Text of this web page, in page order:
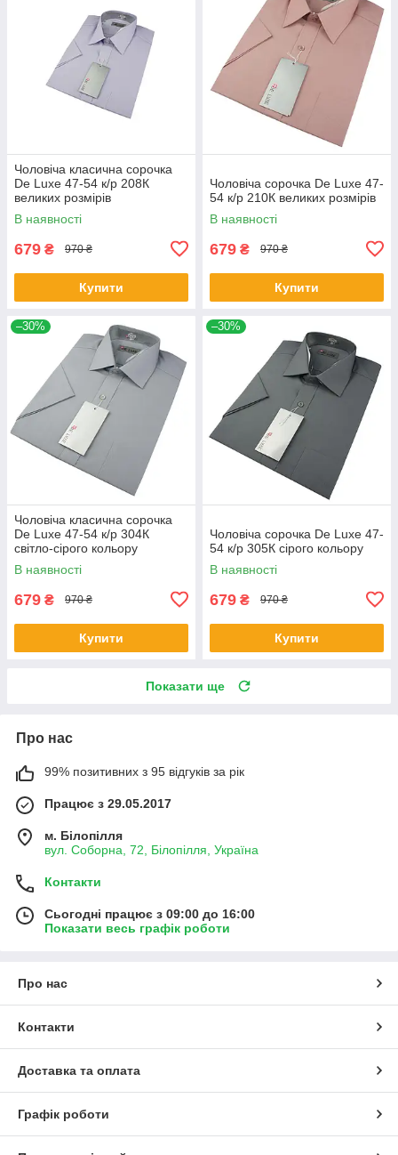
Чоловіча класична сорочка
De Luxe 47-54 к/р 208К
великих розмірів
В наявності
679 ₴ 970 ₴
Купити
Чоловіча сорочка De Luxe 47-
54 к/р 210К великих розмірів
В наявності
679 ₴ 970 ₴
Купити
–30%
Чоловіча класична сорочка
De Luxe 47-54 к/р 304К
світло-сірого кольору
В наявності
679 ₴ 970 ₴
Купити
–30%
Чоловіча сорочка De Luxe 47-
54 к/р 305К сірого кольору
В наявності
679 ₴ 970 ₴
Купити
Показати ще
Про нас
99% позитивних з 95 відгуків за рік
Працює з 29.05.2017
м. Білопілля
вул. Соборна, 72, Білопілля, Україна
Контакти
Сьогодні працює з 09:00 до 16:00
Показати весь графік роботи
Про нас
Контакти
Доставка та оплата
Графік роботи